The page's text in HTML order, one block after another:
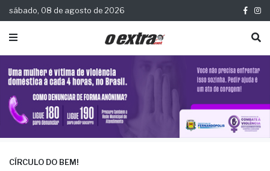
sábado, 08 de agosto de 2026
CÍRCULO DO BEM!